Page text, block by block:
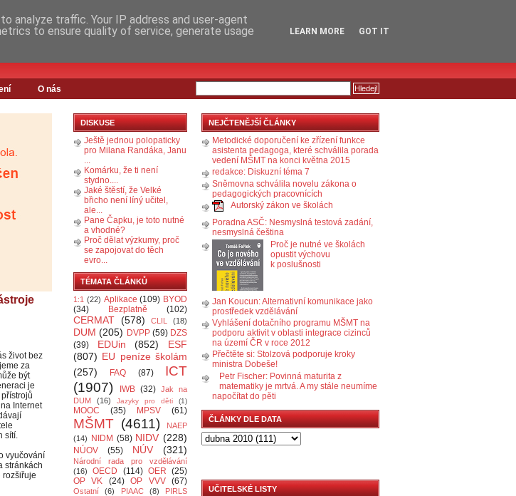
O nás
život bez
za
být
je
Internet
sítí.
vyučování
stránkách
rozšiřuje
DISKUSE
Ještě jednou polopaticky
pro Milana Randáka, Janu
...
Komárku, že ti není
stydno....
Jaké štěstí, že Velké
břicho není líný učitel,
ale...
Pane Čapku, je toto nutné
a vhodné?
Proč dělat výzkumy, proč
se zapojovat do těch
evro...
TÉMATA ČLÁNKŮ
1:1 (22) Aplikace (109) BYOD
(34)
Bezplatně (102)
CERMAT (578) CLIL (18)
DUM (205) DVPP (59) DZS
(39)
EDUin (852)
ESF
(807) EU peníze školám
(257)
FAQ (87)
ICT
(1907)
IWB (32) Jak na
DUM
(16) Jazyky pro děti (1)
MOOC (35) MPSV (61)
MŠMT (4611)
NAEP
(14)
NIDM (58) NIDV (228)
NÚOV (55) NÚV (321)
Národní rada pro vzdělávání
(16)
OECD (114) OER (25)
OP VK
(24) OP VVV (67)
Ostatní (6) PIAAC (8)
PIRLS
NEJČTENĚJŠÍ ČLÁNKY
Metodické doporučení ke zřízení funkce
asistenta pedagoga, které schválila porada
vedení MŠMT na konci května 2015
redakce: Diskuzní téma 7
Sněmovna schválila novelu zákona o
pedagogických pracovnících
Autorský zákon ve školách
Poradna ASČ: Nesmyslná testová zadání,
nesmyslná čeština
Proč je nutné ve školách
opustit výchovu
k poslušnosti
Jan Koucun: Alternativní komunikace jako
prostředek vzdělávání
Vyhlášení dotačního programu MŠMT na
podporu aktivit v oblasti integrace cizinců
na území ČR v roce 2012
Přečtěte si: Stolzová podporuje kroky
ministra Dobeše!
Petr Fischer: Povinná maturita z
matematiky je mrtvá. A my stále neumíme
napočítat do pěti
ČLÁNKY DLE DATA
UČITELSKÉ LISTY
analyze traffic. Your IP address and user-agent
to ensure quality of service, generate usage
LEARN MORE GOT IT